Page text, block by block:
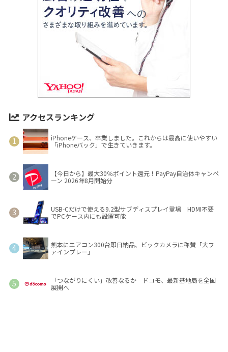
アクセスランキング
iPhoneケース、卒業しました。これからは最高に使いやすい
「iPhoneバック」で生きていきます。
【今日から】最大30％ポイント還元！PayPay自治体キャンペ
ーン 2026年8月開始分
USB-Cだけで使える9.2型サブディスプレイ登場 HDMI不要
でPCケース内にも設置可能
熊本にエアコン300台即日納品、ビックカメラに称賛「大フ
ァインプレー」
「つながりにくい」改善なるか ドコモ、最新基地局を全国
展開へ